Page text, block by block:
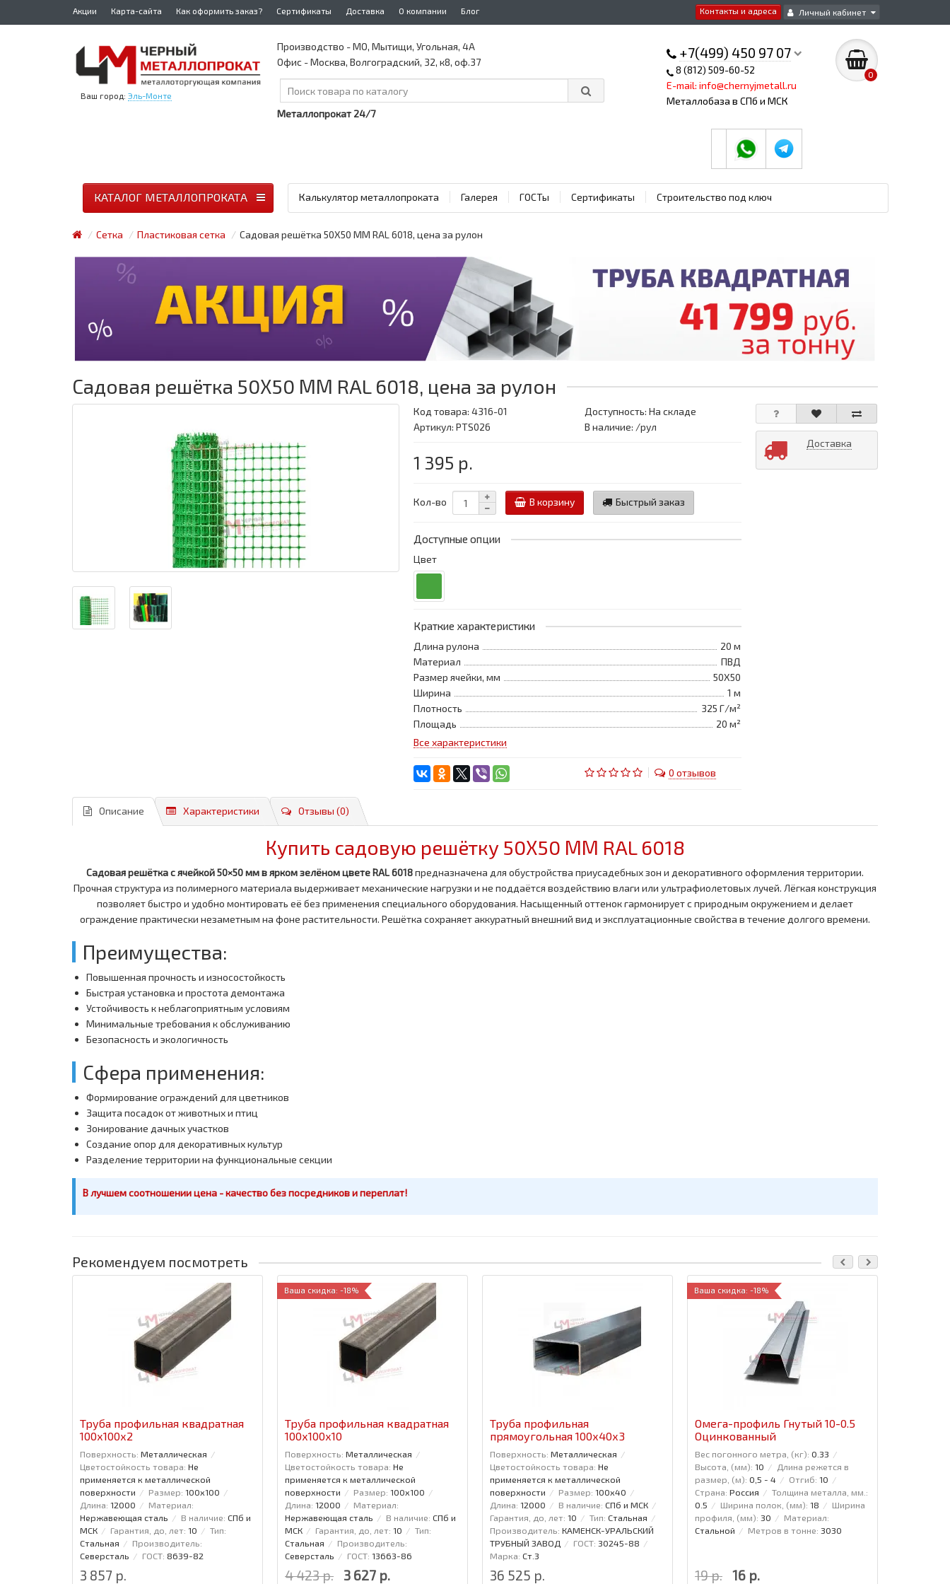
Контакты и адреса Личный кабинет
Акции Карта-сайта Как оформить заказ? Сертификаты Доставка О компании Блог
Ваш город: Эль-Монте
+7(499) 450 97 07
8 (812) 509-60-52
E-mail: info@chernyjmetall.ru
Металлобаза в СПб и МСК
0
Производство - МО, Мытищи, Угольная, 4А
Офис - Москва, Волгоградский, 32, к8, оф.37
Металлопрокат 24/7
Калькулятор металлопроката Галерея ГОСТы Сертификаты Строительство под ключ
КАТАЛОГ МЕТАЛЛОПРОКАТА
Сетка Пластиковая сетка Садовая решётка 50Х50 ММ RAL 6018, цена за рулон
Садовая решётка 50Х50 ММ RAL 6018, цена за рулон
Код товара:4316-01
Доступность: На складе
Артикул: PTS026
В наличие: /рул
1 395 р.
Кол-во В корзину Быстрый заказ
Доступные опции
Цвет
Краткие характеристики
Длина рулона
20 м
Материал
ПВД
Размер ячейки, мм
50Х50
Ширина
1 м
Плотность
325 Г/м²
Площадь
20 м²
Все характеристики
0 отзывов
Доставка
Описание Характеристики Отзывы (0)
Купить садовую решётку 50Х50 ММ RAL 6018
Садовая решётка с ячейкой 50×50 мм в ярком зелёном цвете RAL 6018предназначена для обустройства приусадебных зон и декоративного оформления территории.
Прочная структура из полимерного материала выдерживает механические нагрузки и не поддаётся воздействию влаги или ультрафиолетовых лучей. Лёгкая конструкция
позволяет быстро и удобно монтировать её без применения специального оборудования. Насыщенный оттенок гармонирует с природным окружением и делает
ограждение практически незаметным на фоне растительности. Решётка сохраняет аккуратный внешний вид и эксплуатационные свойства в течение долгого времени.
Преимущества:
Повышенная прочность и износостойкость
Быстрая установка и простота демонтажа
Устойчивость к неблагоприятным условиям
Минимальные требования к обслуживанию
Безопасность и экологичность
Сфера применения:
Формирование ограждений для цветников
Защита посадок от животных и птиц
Зонирование дачных участков
Создание опор для декоративных культур
Разделение территории на функциональные секции
В лучшем соотношении цена - качество без посредников и переплат!
Рекомендуем посмотреть
Труба профильная квадратная
100x100x2
Поверхность: Металлическая
Цветостойкость товара: Не
применяется к металлической
поверхности
Размер: 100x100
Длина: 12000
Материал:
Нержавеющая сталь
В наличие: СПб и
МСК
Гарантия, до, лет: 10
Тип:
Стальная
Производитель:
Северсталь
ГОСТ: 8639-82
3 857 р.
Ваша скидка: -18%
Труба профильная квадратная
100x100x10
Поверхность: Металлическая
Цветостойкость товара: Не
применяется к металлической
поверхности
Размер: 100x100
Длина: 12000
Материал:
Нержавеющая сталь
В наличие: СПб и
МСК
Гарантия, до, лет: 10
Тип:
Стальная
Производитель:
Северсталь
ГОСТ: 13663-86
4 423 р. 3 627 р.
Труба профильная
прямоугольная 100x40x3
Поверхность: Металлическая
Цветостойкость товара: Не
применяется к металлической
поверхности
Размер: 100x40
Длина: 12000 В наличие: СПб и МСК
Гарантия, до, лет: 10 Тип: Стальная
Производитель: КАМЕНСК-УРАЛЬСКИЙ
ТРУБНЫЙ ЗАВОД
ГОСТ: 30245-88
Марка: Ст.3
36 525 р.
Ваша скидка: -18%
Омега-профиль Гнутый 10-0.5
Оцинкованный
Вес погонного метра, (кг): 0.33
Высота, (мм): 10
Длина режется в
размер, (м): 0,5 - 4 Отгиб: 10
Страна: Россия
Толщина металла, мм.:
0.5
Ширина полок, (мм): 18
Ширина
профиля, (мм): 30
Материал:
Стальной
Метров в тонне: 3030
19 р. 16 р.